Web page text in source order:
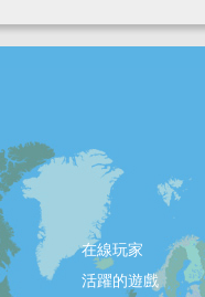
在線玩家
活躍的遊戲